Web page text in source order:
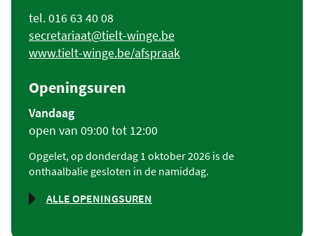
Tel. 016 63 40 08
E-
mail
secretariaat@tielt-winge.be
Website
www.tielt-winge.be/afspraak
Openingsuren
Vandaag
open van 09:00tot 12:00
Opgelet, op donderdag 1 oktober 2026 is de
onthaalbalie gesloten in de namiddag.
ALLE OPENINGSUREN